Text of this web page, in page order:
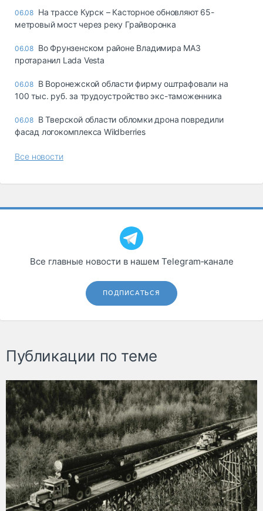
06.08 На трассе Курск – Касторное обновляют 65-
метровый мост через реку Грайворонка
06.08 Во Фрунзенском районе Владимира МАЗ
протаранил Lada Vesta
06.08 В Воронежской области фирму оштрафовали на
100 тыс. руб. за трудоустройство экс-таможенника
06.08 В Тверской области обломки дрона повредили
фасад логокомплекса Wildberries
Все новости
Все главные новости в нашем Telegram‑канале
ПОДПИСАТЬСЯ
Публикации по теме